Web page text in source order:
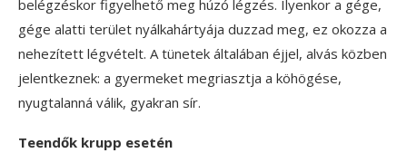
belégzéskor figyelhető meg húzó légzés. Ilyenkor a gége,
gége alatti terület nyálkahártyája duzzad meg, ez okozza a
nehezített légvételt. A tünetek általában éjjel, alvás közben
jelentkeznek: a gyermeket megriasztja a köhögése,
nyugtalanná válik, gyakran sír.
Teendők krupp esetén